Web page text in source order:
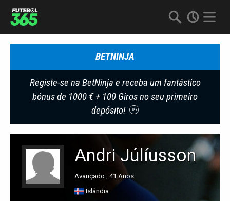
BETNINJA
Registe-se na BetNinja e receba um fantástico
bónus de 1000 € + 100 Giros no seu primeiro
depósito!
18+
Andri Júlíusson
Avançado , 41 Anos
Islândia